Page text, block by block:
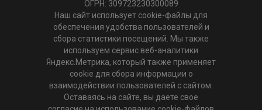
ОГРН: 309723230300089
Наш сайт использует cookie-файлы для
обеспечения удобства пользователей и
сбора статистики посещений. Мы также
используем сервис веб-аналитики
Яндекс.Метрика, который также применяет
cookie для сбора информации о
взаимодействии пользователей с сайтом.
Оставаясь на сайте, вы даете свое